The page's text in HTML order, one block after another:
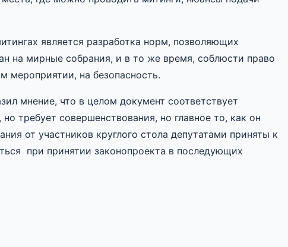
является разработка норм, позволяющих
на мирные собрания, и в то же время, соблюсти право
мероприятии, на безопасность.
мнение, что в целом документ соответствует
требует совершенствования, но главное то, как он
от участников круглого стола депутатами приняты к
при принятии законопроекта в последующих